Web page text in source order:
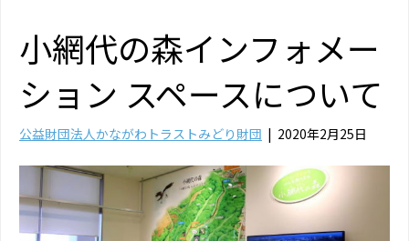
小網代の森インフォメー
ション スペースについて
公益財団法人かながわトラストみどり財団 | 2020年2月25日